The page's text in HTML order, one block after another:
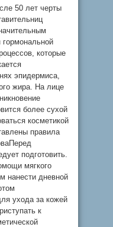
50 лет черты
которые
эпидермиса,
жира. На лице
более сухой
косметикой
правила
подготовить.
мягкого
нанести дневной
ухода за кожей
к